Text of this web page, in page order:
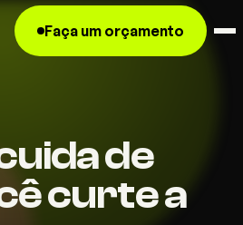
Faça um orçamento
de
curte a